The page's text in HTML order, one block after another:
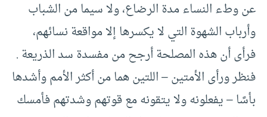
عن وطء النساء مدة الرضاع، ولا سيما من الشباب
وأرباب الشهوة التي لا يكسرها إلا مواقعة نسائهم،
فرأى أن هذه المصلحة أرجح من مفسدة سد الذريعة .
فنظر ورأى الأمتين – اللتين هما من أكثر الأمم وأشدها
بأسًا – يفعلونه ولا يتقونه مع قوتهم وشدتهم فأمسك